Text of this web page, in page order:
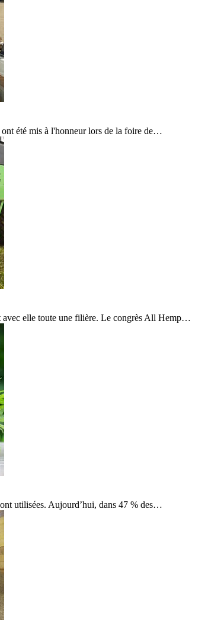
été mis à l'honneur lors de la foire de…
avec elle toute une filière. Le congrès All Hemp…
utilisées. Aujourd’hui, dans 47 % des…